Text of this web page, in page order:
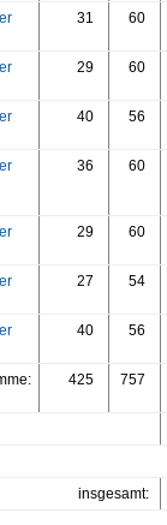
31 60
29 60
40 56
36 60
29 60
27 54
40 56
425 757
insgesamt: